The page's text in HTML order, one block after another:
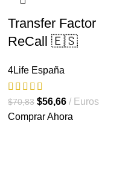
Transfer Factor
ReCall 🇪🇸
4Life España
$70,83 El
precio
$56,66El
precio
Euros
Comprar Ahora